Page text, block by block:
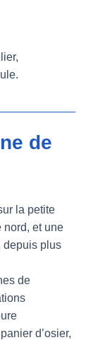
de
la petite
nord, et une
depuis plus
de
d’osier,